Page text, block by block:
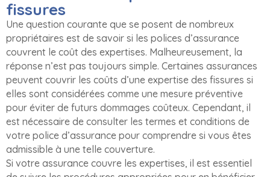
fissures
Une question courante que se posent de nombreux
propriétaires est de savoir si les polices d’assurance
couvrent le coût des expertises. Malheureusement, la
réponse n’est pas toujours simple. Certaines assurances
peuvent couvrir les coûts d’une expertise des fissures si
elles sont considérées comme une mesure préventive
pour éviter de futurs dommages coûteux. Cependant, il
est nécessaire de consulter les termes et conditions de
votre police d’assurance pour comprendre si vous êtes
admissible à une telle couverture.
Si votre assurance couvre les expertises, il est essentiel